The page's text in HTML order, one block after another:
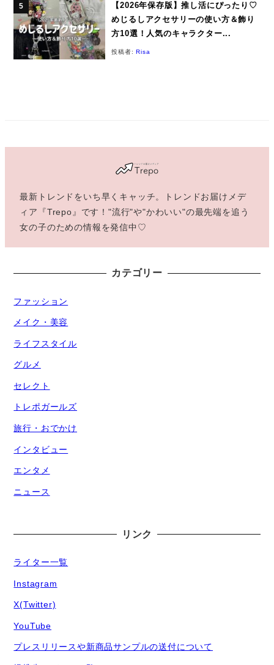
【2026年保存版】推し活にぴったり♡
めじるしアクセサリーの使い方＆飾り
方10選！人気のキャラクター...
投稿者:Risa
最新トレンドをいち早くキャッチ。トレンドお届けメデ
ィア『Trepo』です！"流行"や"かわいい"の最先端を追う
女の子のための情報を発信中♡
カテゴリー
ファッション
メイク・美容
ライフスタイル
グルメ
セレクト
トレポガールズ
旅行・おでかけ
インタビュー
エンタメ
ニュース
リンク
ライター一覧
Instagram
X(Twitter)
YouTube
プレスリリースや新商品サンプルの送付について